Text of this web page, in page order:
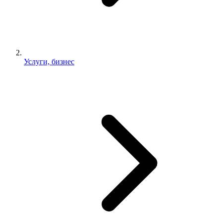
Услуги, бизнес